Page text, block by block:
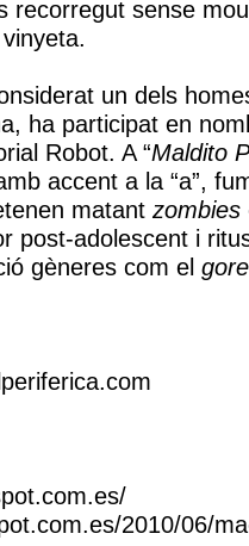
recorregut sense
un dels
ha participat en
Robot. A “Maldito
accent a la “a”,
matant zombies
post-adolescent i
gèneres com el gore
2010/06/